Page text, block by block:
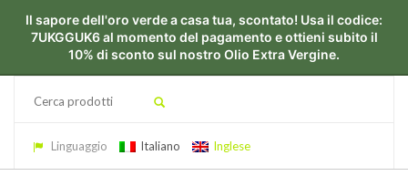
Linguaggio Italiano Inglese